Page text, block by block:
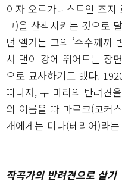
이자 오르가니스트인 조
그)을 산책시키는 것으로
던 엘가는 그의 ‘수수께끼
서 댄이 강에 뛰어드는 장
으로 묘사하기도 했다.
떠나자, 두 마리의 반려견
의 이름을 따 마르코(코커
개에게는 미나(테리어)라
작곡가의 반려견으로 살기